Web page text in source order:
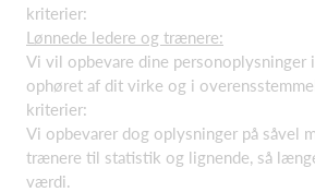
kriterier:
Lønnede ledere og trænere:
Vi vil opbevare dine personoplysninger
ophøret af dit virke og i
kriterier:
Vi opbevarer dog oplysninger på såvel
trænere til statistik og lignende, så
værdi.